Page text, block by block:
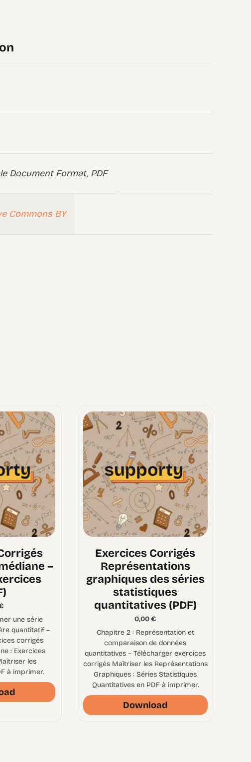
Document Format, PDF
Commons BY
–
une série
quantitatif –
corrigés
: Exercices
les
à imprimer.
Exercices Corrigés
Représentations
graphiques des séries
statistiques
quantitatives (PDF)
0,00€
Chapitre 2 : Représentation et
comparaison de données
quantitatives – Télécharger exercices
corrigés Maîtriser les Représentations
Graphiques : Séries Statistiques
Quantitatives en PDF à imprimer.
Download